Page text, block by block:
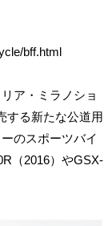
bff.html
ア・ミラノショ
する新たな公道用
のスポーツバイ
（2016）やGSX-